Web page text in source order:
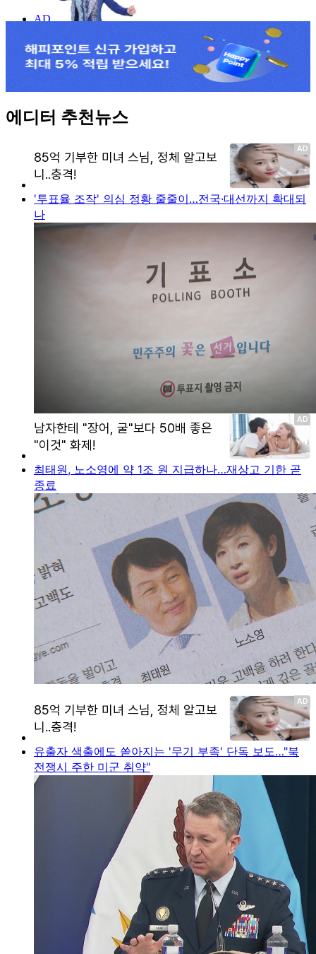
에디터 추천뉴스
'투표율 조작' 의심 정황 줄줄이…전국·대선까지 확대되
나
최태원, 노소영에 약 1조 원 지급하나…재상고 기한 곧
종료
유출자 색출에도 쏟아지는 '무기 부족' 단독 보도…"북
전쟁시 주한 미군 취약"